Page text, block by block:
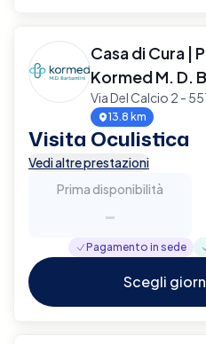
Casa di Cura |
Kormed M. D.
Via Del Calcio 2 -
13.8 km
Visita Oculistica
Vedi altre prestazioni
Prima disponibilità
-
Pagamento in sede
Scegli